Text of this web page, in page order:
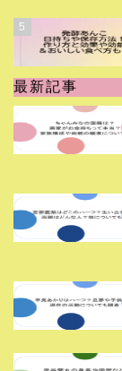
5
最新記事